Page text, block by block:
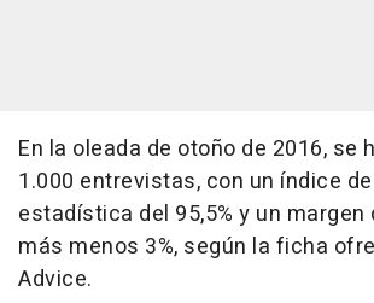
En la oleada de otoño de 2016, se
1.000 entrevistas, con un índice
estadística del 95,5% y un margen
más menos 3%, según la ficha
Advice.